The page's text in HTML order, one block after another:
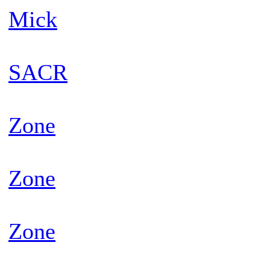
Mick
SACR
Zone
Zone
Zone